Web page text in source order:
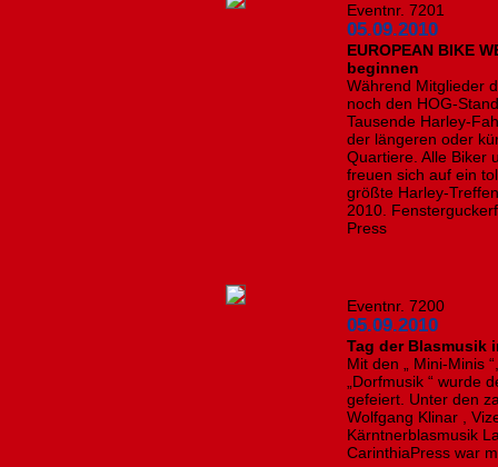
Eventnr. 7201
05.09.2010
EUROPEAN BIKE
beginnen
Während Mitglieder
noch den HOG-
Tausende Harley-
der längeren oder
Quartiere. Alle Biker
freuen sich auf ein
größte Harley-
2010.
Press
Eventnr. 7200
05.09.2010
Tag der Blasmusik
Mit den „ Mini-Minis
„Dorfmusik “ wurde
gefeiert. Unter den
Wolfgang Klinar ,
Kärntnerblasmusik
CarinthiaPress war